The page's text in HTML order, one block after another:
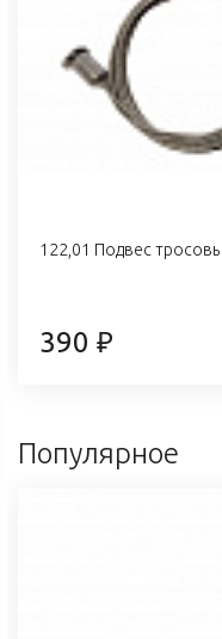
122,01 Подвес
390 ₽
Популярное